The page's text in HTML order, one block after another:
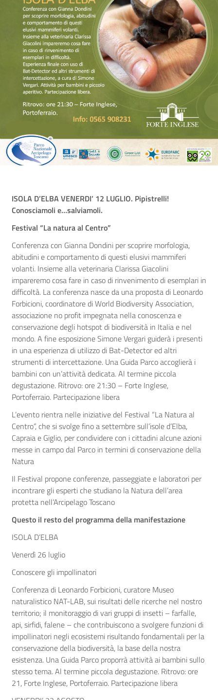
ISOLA D’ELBA VENERDI’ 12 LUGLIO. Pipistrelli!
Conosciamoli e…salviamoli.
Festival “La natura al Centro”
Conferenza con Gianna Dondini per scoprire morfologia,
abitudini e comportamento di questi elusivi mammiferi
volanti. Insieme alla veterinaria Clarissa Giacolini
impareremo cosa fare in caso di rinvenimento di esemplari in
difficoltà. La conferenza nasce da una proposta di Leonardo
Forbicioni, coordinatore di World Biodiversity Association,
associazione no profit impegnata nella conoscenza e
conservazione degli hotspot di biodiversità in Italia e nel
mondo. A fine esposizione Simone Vergari guiderà i presenti
in una esperienza di utilizzo di Bat-Detector ed altri
strumenti di intercettazione. Una Guida Parco accoglierà i
bambini con un’attività dedicata. Al termine piccola
degustazione. Ritrovo: ore 21:30 – Forte Inglese,
Portoferraio. Partecipazione libera
L’evento rientra nelle iniziative del Festival “La Natura al
Centro”, che si svolge fino a settembre sull’isole d’Elba,
Capraia e Giglio, per condividere con i cittadini alcune azioni
messe in campo dal Parco in termini di conservazione della
Natura
Il Festival propone conferenze, passeggiate e laboratori per
incontrare gli esperti che studiano la Natura dell’area
protetta nell’Arcipelago Toscano
Questo il resto del programma della manifestazione
ISOLA D’ELBA
Venerdì 26 luglio
Conoscere gli impollinatori
Conferenza di Leonardo Forbicioni, curatore Museo
naturalistico NAT-LAB, sui risultati delle ricerche nel nostro
territorio; il monitoraggio di vari gruppi di insetti – farfalle,
api, sirfidi, falene – che contribuiscono a svolgere funzioni di
impollinatori negli ecosistemi risultando fondamentali per la
conservazione della biodiversità, la base della nostra
esistenza. Una Guida Parco proporrà attività ai bambini sullo
stesso tema. Al termine piccola degustazione. Ritrovo: ore
21, Forte Inglese, Portoferraio. Partecipazione libera